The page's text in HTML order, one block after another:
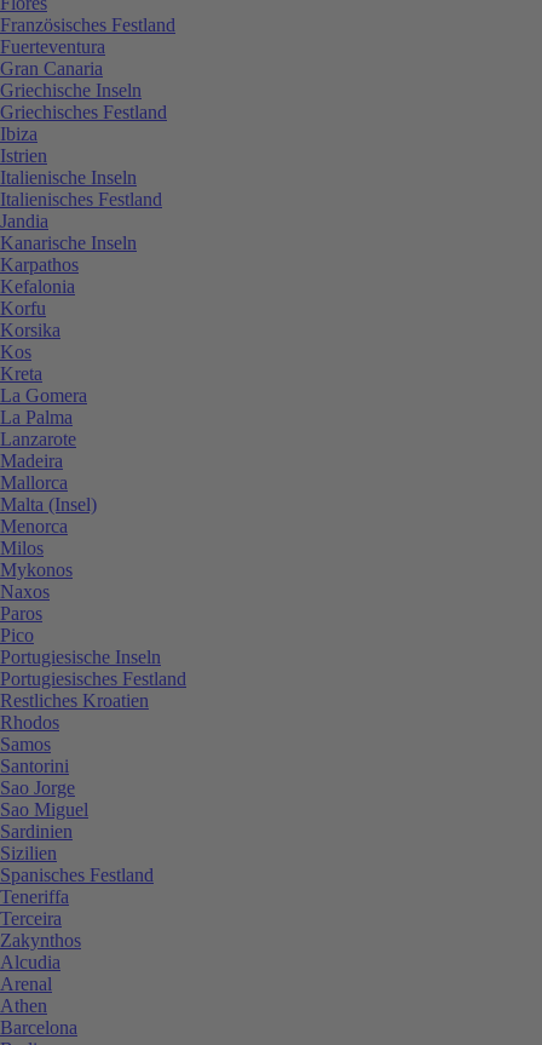
Französisches Festland
Fuerteventura
Gran Canaria
Griechische Inseln
Griechisches Festland
Ibiza
Istrien
Italienische Inseln
Italienisches Festland
Jandia
Kanarische Inseln
Karpathos
Kefalonia
Korfu
Korsika
Kos
Kreta
La Gomera
La Palma
Lanzarote
Madeira
Mallorca
Malta (Insel)
Menorca
Milos
Mykonos
Naxos
Paros
Pico
Portugiesische Inseln
Portugiesisches Festland
Restliches Kroatien
Rhodos
Samos
Santorini
Sao Jorge
Sao Miguel
Sardinien
Sizilien
Spanisches Festland
Teneriffa
Terceira
Zakynthos
Alcudia
Arenal
Athen
Barcelona